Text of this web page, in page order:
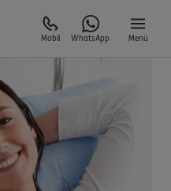
Mobil WhatsApp Menü